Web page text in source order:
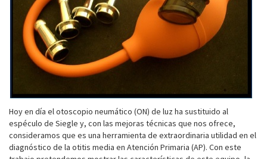
Hoy en día el otoscopio neumático (ON) de luz ha sustituido al
espéculo de Siegle y, con las mejoras técnicas que nos ofrece,
consideramos que es una herramienta de extraordinaria utilidad en el
diagnóstico de la otitis media en Atención Primaria (AP). Con este